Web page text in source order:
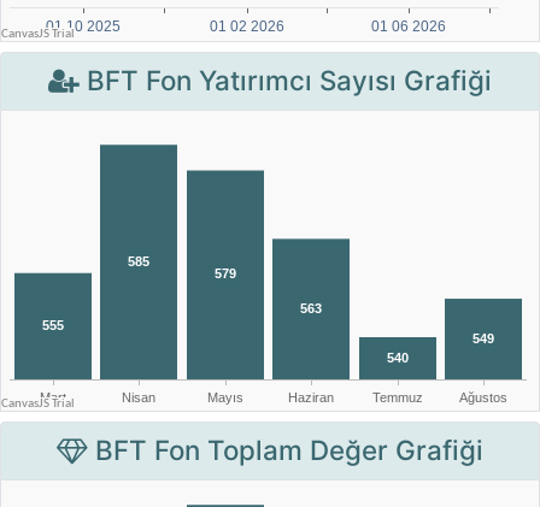
BFT Fon Yatırımcı Sayısı Grafiği
BFT Fon Toplam Değer Grafiği